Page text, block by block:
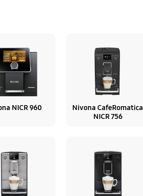
NICR 960
Nivona CafeRomatica
NICR 756